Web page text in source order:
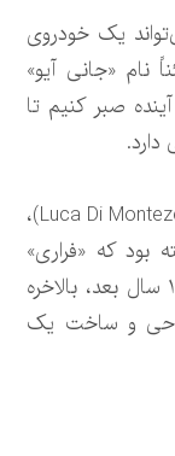
یک خودروی
نام «جانی آیو»
صبر کنیم تا
گفتنی است که «لوکا دی مونتزملو»( Luca Di Montezemelo)،
وقت «فراری» در سال ۲۰۱۱ گفته بود که «فراری»
هرگز خودروی برقی نخواهد ساخت. حالا ۱۴ سال بعد، بالاخره
و ساخت یک